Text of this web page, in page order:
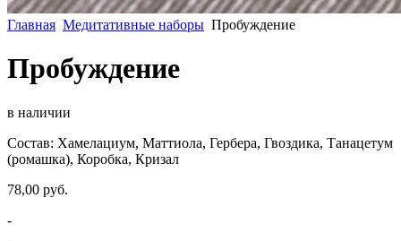
Главная Медитативные наборы Пробуждение
Пробуждение
в наличии
Состав: Хамелациум, Маттиола, Гербера, Гвоздика, Танацетум
(ромашка), Коробка, Кризал
78,00 руб.
-